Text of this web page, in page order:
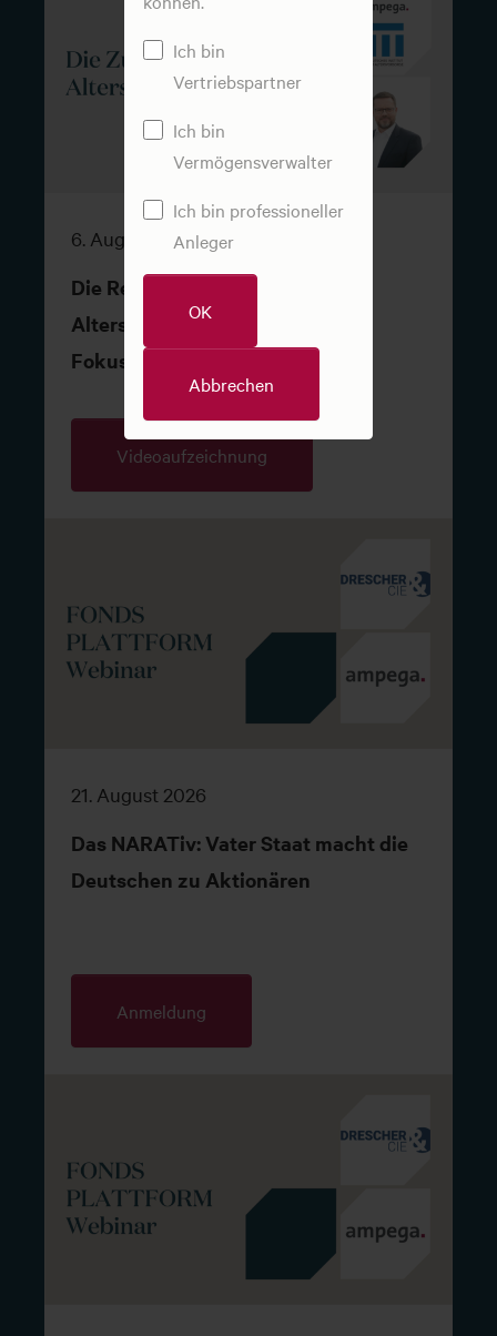
Ich bin
Vertriebspartner
Ich bin
Vermögensverwalter
Ich bin professioneller
Anleger
OK
Abbrechen
6. August 2026
Die Reformvorschläge der
Alterssicherungskommission im
Fokus
Videoaufzeichnung
21. August 2026
Das NARATiv: Vater Staat macht die
Deutschen zu Aktionären
Anmeldung